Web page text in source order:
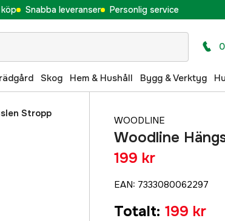
Snabba leveranser Personlig service
Skog Hem & Hushåll Bygg & Verktyg
Stropp
WOODLINE
Woodline
199 kr
EAN: 7333080062297
Totalt: 199 kr